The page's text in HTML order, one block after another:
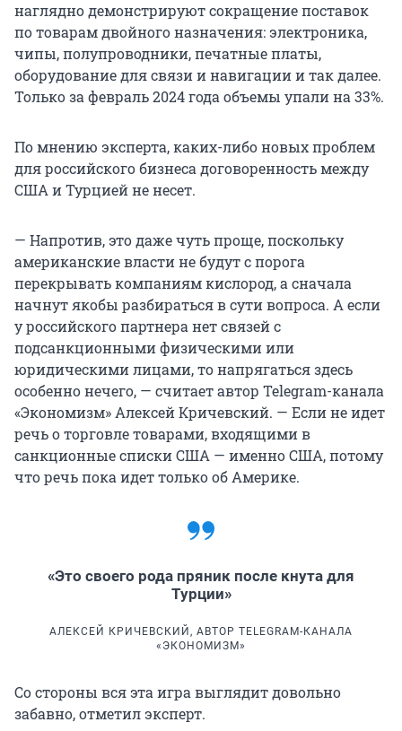
наглядно демонстрируют сокращение поставок
по товарам двойного назначения: электроника,
чипы, полупроводники, печатные платы,
оборудование для связи и навигации и так далее.
Только за февраль 2024 года объемы упали на 33%.
По мнению эксперта, каких-либо новых проблем
для российского бизнеса договоренность между
США и Турцией не несет.
— Напротив, это даже чуть проще, поскольку
американские власти не будут с порога
перекрывать компаниям кислород, а сначала
начнут якобы разбираться в сути вопроса. А если
у российского партнера нет связей с
подсанкционными физическими или
юридическими лицами, то напрягаться здесь
особенно нечего, — считает автор Telegram-канала
«Экономизм» Алексей Кричевский. — Если не идет
речь о торговле товарами, входящими в
санкционные списки США — именно США, потому
что речь пока идет только об Америке.
«Это своего рода пряник после кнута для
Турции»
АЛЕКСЕЙ КРИЧЕВСКИЙ, АВТОР TELEGRAM-КАНАЛА
«ЭКОНОМИЗМ»
Со стороны вся эта игра выглядит довольно
забавно, отметил эксперт.